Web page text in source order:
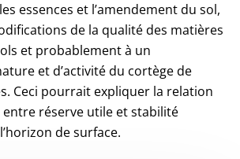
essences et l’amendement du sol,
de la qualité des matières
et probablement à un
et d’activité du cortège de
Ceci pourrait expliquer la relation
entre réserve utile et stabilité
de surface.